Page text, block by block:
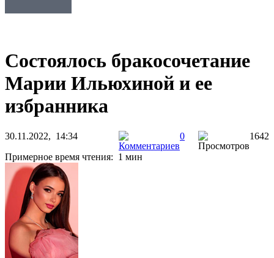
Состоялось бракосочетание
Марии Ильюхиной и ее
избранника
30.11.2022, 14:34 0
1642
Примерное время чтения: 1 мин